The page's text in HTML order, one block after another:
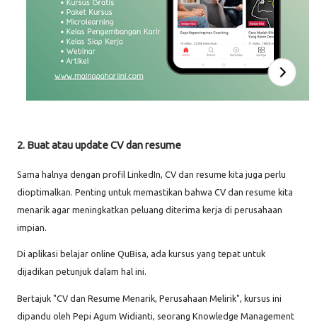
2. Buat atau update CV dan resume
Sama halnya dengan profil LinkedIn, CV dan resume kita juga perlu
dioptimalkan. Penting untuk memastikan bahwa CV dan resume kita
menarik agar meningkatkan peluang diterima kerja di perusahaan
impian.
Di aplikasi belajar online QuBisa, ada kursus yang tepat untuk
dijadikan petunjuk dalam hal ini.
Bertajuk "CV dan Resume Menarik, Perusahaan Melirik", kursus ini
dipandu oleh Pepi Agum Widianti, seorang Knowledge Management